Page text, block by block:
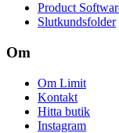
Product
Slutkundsfolder
Om
Om Limit
Kontakt
Hitta butik
Instagram